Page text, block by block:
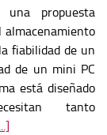
propuesta
almacenamiento
fiabilidad de un
de un mini PC
está diseñado
tanto